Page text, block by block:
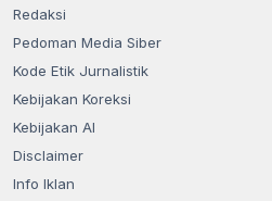
Redaksi
Pedoman Media Siber
Kode Etik Jurnalistik
Kebijakan Koreksi
Kebijakan AI
Disclaimer
Info Iklan